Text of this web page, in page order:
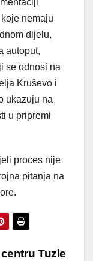
nemaju
dijelu,
autoput,
se odnosi na
Kruševo i
ukazuju na
u pripremi
proces nije
pitanja na
Tuzle